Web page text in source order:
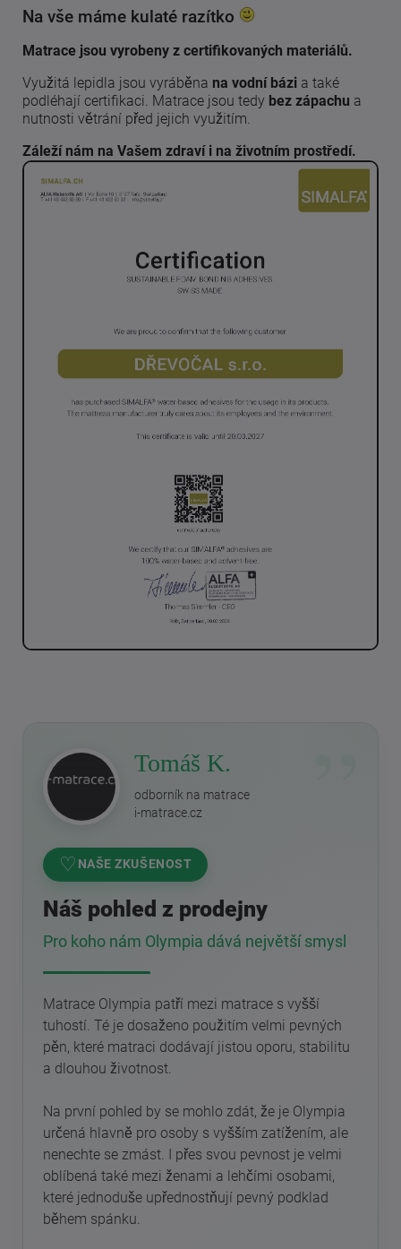
Na vše máme kulaté razítko
Matrace jsou vyrobeny z certifikovaných materiálů.
Využitá lepidla jsou vyráběna na vodní bázi a také
podléhají certifikaci. Matrace jsou tedy bez zápachu a
nutnosti větrání před jejich využitím.
Záleží nám na Vašem zdraví i na životním prostředí.
Tomáš K.
odborník na matrace
i-matrace.cz
♡ NAŠE ZKUŠENOST
Náš pohled z prodejny
Pro koho nám Olympia dává největší smysl
Matrace Olympia patří mezi matrace s vyšší
tuhostí. Té je dosaženo použitím velmi pevných
pěn, které matraci dodávají jistou oporu, stabilitu
a dlouhou životnost.
Na první pohled by se mohlo zdát, že je Olympia
určená hlavně pro osoby s vyšším zatížením, ale
nenechte se zmást. I přes svou pevnost je velmi
oblíbená také mezi ženami a lehčími osobami,
které jednoduše upřednostňují pevný podklad
během spánku.